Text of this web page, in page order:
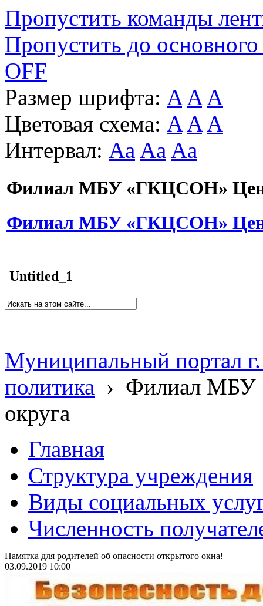
Пропустить команды
Пропустить до основного
OFF
Размер шрифта: A A A
Цветовая схема: A A A
Интервал: Aa Aa Aa
Филиал МБУ «ГКЦСОН»
Филиал МБУ «ГКЦСОН»
Untitled_1
Муниципальный портал
политика › Филиал МБУ
округа
Главная
Структура учреждения
Виды социальных
Численность
Памятка для родителей об опасности открытого окна!
03.09.2019 10:00